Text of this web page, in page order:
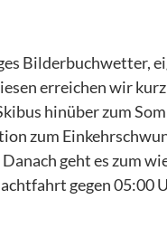
Bilderbuchwetter,
erreichen wir
hinüber zum
zum
geht es zum
gegen 05:00